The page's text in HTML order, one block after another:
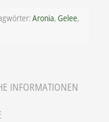
Aronia,Gelee,
INFORMATIONEN